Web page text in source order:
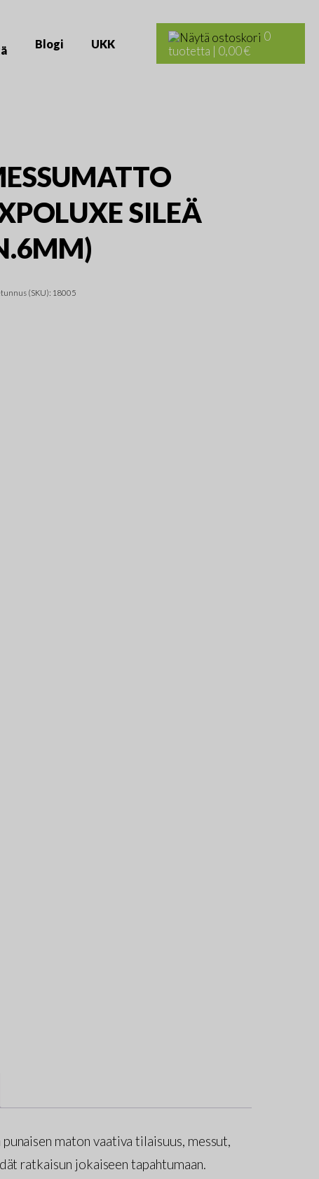
Blogi UKK
Haku:
0
tuotetta | 0,00 €
SILEÄ
(SKU): 18005
maton vaativa tilaisuus, messut,
ratkaisun jokaiseen tapahtumaan.